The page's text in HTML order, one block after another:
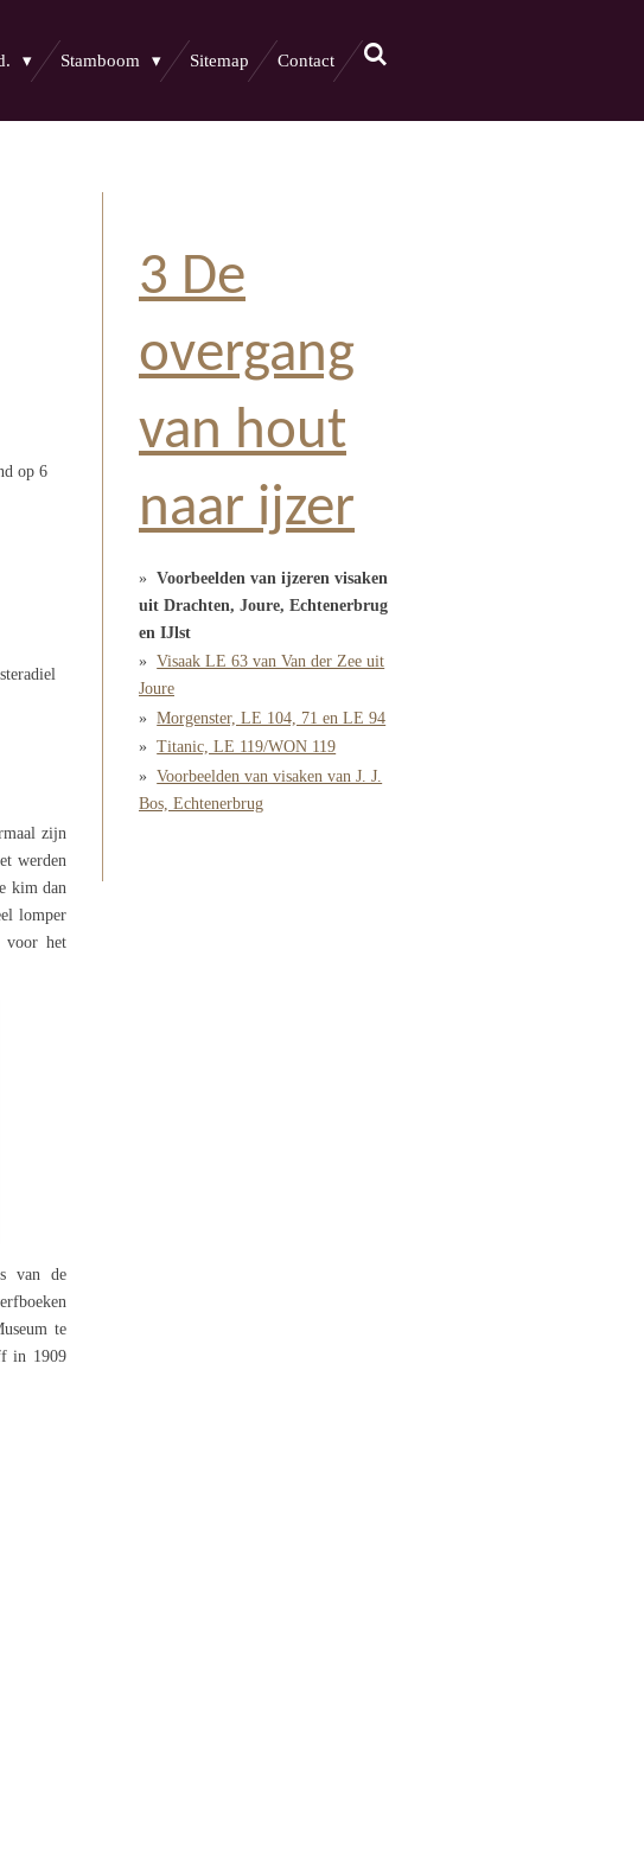
Stamboom Sitemap Contact
op 6
zijn
werden
kim dan
lomper
voor het
van de
te
in 1909
3 De
overgang
van hout
naar ijzer
Voorbeelden van ijzeren visaken
uit Drachten, Joure, Echtenerbrug
en IJlst
Visaak LE 63 van Van der Zee uit
Joure
Morgenster, LE 104, 71 en LE 94
Titanic, LE 119/WON 119
Voorbeelden van visaken van J. J.
Bos, Echtenerbrug